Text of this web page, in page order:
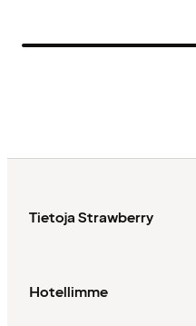
Tietoja Strawberry
Hotellimme